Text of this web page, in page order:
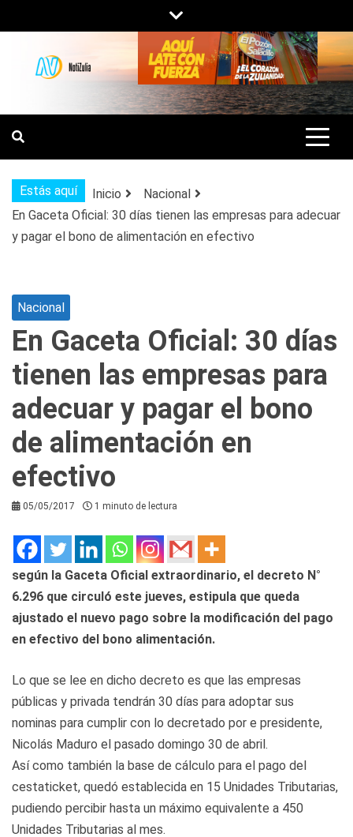
al
contenido
NOTIZULIA
NOTICIAS DEL ZULIA, VENEZUELA Y
DE INTERÉS GENERAL.
Estás aquí Inicio
Nacional
En Gaceta Oficial: 30 días tienen las empresas para adecuar
y pagar el bono de alimentación en efectivo
Nacional
En Gaceta Oficial: 30 días
tienen las empresas para
adecuar y pagar el bono
de alimentación en
efectivo
05/05/2017 1 minuto de lectura
según la Gaceta Oficial extraordinario, el decreto N°
6.296 que circuló este jueves, estipula que queda
ajustado el nuevo pago sobre la modificación del pago
en efectivo del bono alimentación.
Lo que se lee en dicho decreto es que las empresas
públicas y privada tendrán 30 días para adoptar sus
nominas para cumplir con lo decretado por e presidente,
Nicolás Maduro el pasado domingo 30 de abril.
Así como también la base de cálculo para el pago del
cestaticket, quedó establecida en 15 Unidades Tributarias,
pudiendo percibir hasta un máximo equivalente a 450
Unidades Tributarias al mes.